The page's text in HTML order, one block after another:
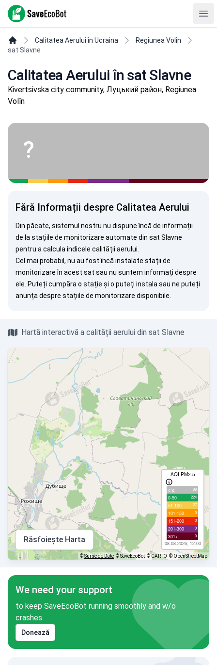
SaveEcoBot
Calitatea Aerului în Ucraina
Regiunea Volîn
sat Slavne
Calitatea Aerului în sat Slavne
Kivertsivska city community, Луцький район, Regiunea
Volîn
?
Fără Informații despre Calitatea Aerului
Din păcate, sistemul nostru nu dispune încă de informații
de la stațiile de monitorizare automate din sat Slavne
pentru a calcula indicele calității aerului.
Cel mai probabil, nu au fost încă instalate stații de
monitorizare în acest sat sau nu suntem informați despre
ele. Puteți cumpăra o stație și o puteți instala sau ne puteți
anunța despre stațiile de monitorizare disponibile.
Hartă interactivă a calității aerului din sat Slavne
AQI PM2.5
с/д 99
0-50 224
51-100 27
101-150 0
151-200 0
201-300 0
301+ 0
08.08.2026, 12:00
Răsfoiește Harta
©Surse de Date © SaveEcoBot © CARTO © OpenStreetMap
We need your support
to keep SaveEcoBot running smoothly and w/o
crashes
Donează